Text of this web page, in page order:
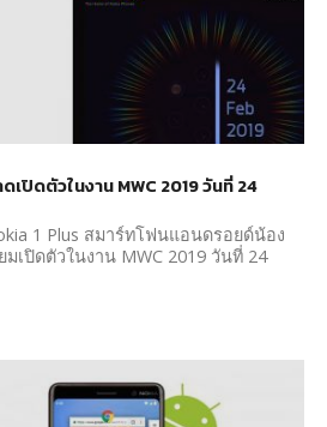
เปิดตัวในงาน MWC 2019 วันที่ 24
1 Plus สมาร์ทโฟนแอนดรอยด์น้อง
มเปิดตัวในงาน MWC 2019 วันที่ 24